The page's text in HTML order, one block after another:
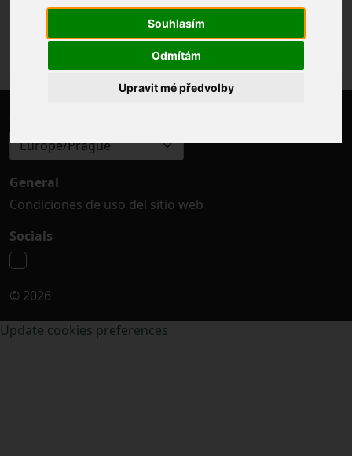
Souhlasím
Odmítám
Upravit mé předvolby
Premier League
El evento ya se ha producido. Sin embargo, puedes
probar con otro evento.
Europe/Prague
General
Condiciones de uso del sitio web
Socials
© 2026
Update cookies preferences